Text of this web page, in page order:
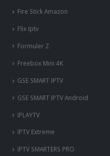
Fire Stick Amazon
Flix Iptv
Formuler Z
Freebox Mini 4K
‎GSE SMART IPTV
GSE SMART IPTV Android
IPLAYTV
IPTV Extreme
IPTV SMARTERS PRO